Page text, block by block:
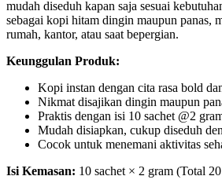
mudah diseduh kapan saja sesuai
sebagai kopi hitam dingin maupun panas,
rumah, kantor, atau saat bepergian.
Keunggulan Produk:
Kopi instan dengan cita rasa bold
Nikmat disajikan dingin maupun
Praktis dengan isi 10 sachet @2
Mudah disiapkan, cukup diseduh
Cocok untuk menemani aktivitas
Isi Kemasan: 10 sachet × 2 gram (Total